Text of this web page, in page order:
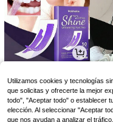
Utilizamos cookies y tecnologías
que solicitas y ofrecerte la mejor
todo", "Aceptar todo" o establecer
elección. Al seleccionar "Aceptar
que nos ayudan a analizar el